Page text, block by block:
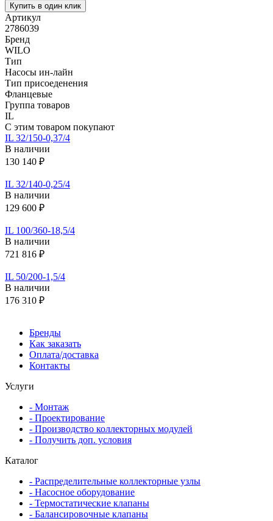
Купить в один клик
Артикул
2786039
Бренд
WILO
Тип
Насосы ин-лайн
Тип присоеденения
Фланцевые
Группа товаров
IL
С этим товаром покупают
IL 32/150-0,37/4
В наличии
130 140 ₽
IL 32/140-0,25/4
В наличии
129 600 ₽
IL 100/360-18,5/4
В наличии
721 816 ₽
IL 50/200-1,5/4
В наличии
176 310 ₽
Бренды
Как заказать
Оплата/доставка
Контакты
Услуги
- Монтаж
- Проектирование
- Производство коллекторных модулей
- Получить доп. условия
Каталог
- Распределительные коллекторные узлы
- Насосное оборудование
- Термостатические клапаны
- Балансировочные клапаны